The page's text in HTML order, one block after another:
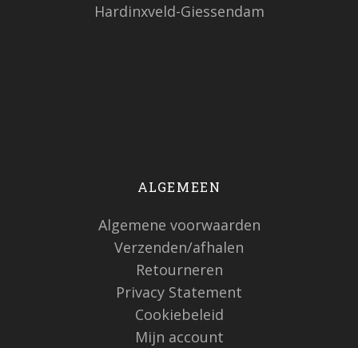
Hardinxveld-Giessendam
ALGEMEEN
Algemene voorwaarden
Verzenden/afhalen
Retourneren
Privacy Statement
Cookiebeleid
Mijn account